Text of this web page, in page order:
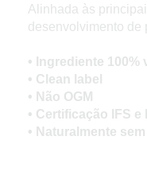
Alinhada às
desenvolvimento de
• Ingrediente 100%
• Clean label
• Não OGM
• Certificação IFS e
• Naturalmente